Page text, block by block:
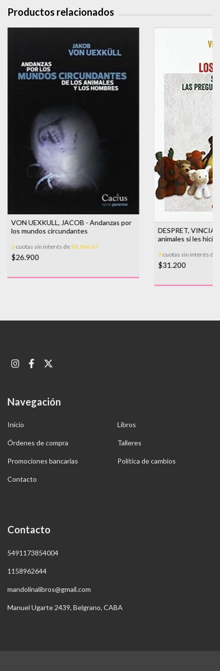
Productos relacionados
VON UEXKULL, JACOB - Andanzas por
los mundos circundantes
3cuotas sin interés de$8.966,67
$26.900
DESPRET,
animales si les
3cuotas sin interés de
$31.200
Navegación
Inicio Libros
Órdenes de compra Talleres
Promociones bancarias Política de cambios
Contacto
Contacto
5491173854004
1158962644
mandolinalibros@gmail.com
Manuel Ugarte 2439, Belgrano, CABA